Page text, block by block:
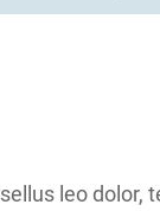
leo dolor,